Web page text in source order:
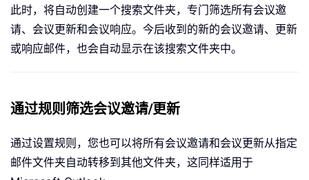
此时，将自动创建一个搜索文件夹，专门筛选所有会议邀
请、会议更新和会议响应。今后收到的新的会议邀请、更新
或响应邮件，也会自动显示在该搜索文件夹中。
通过规则筛选会议邀请/更新
通过设置规则，您也可以将所有会议邀请和会议更新从指定
邮件文件夹自动转移到其他文件夹，这同样适用于